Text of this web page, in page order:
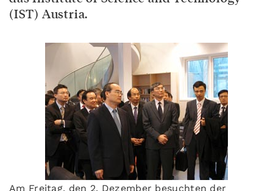
(IST) Austria.
Am Freitag, den 2. Dezember besuchten der